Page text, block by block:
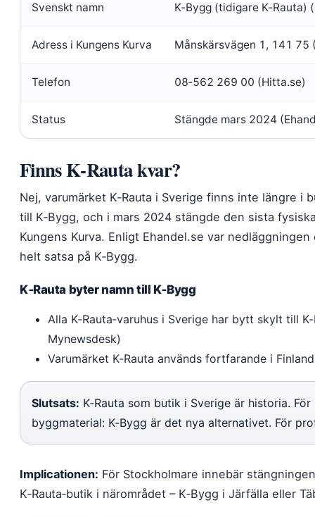
Svenskt namn K‑Bygg (tidigare K‑Rauta)
Adress i Kungens Kurva Månskärsvägen 1, 141 75
Telefon 08‑562 269 00 (Hitta.se)
Status Stängde mars 2024
Finns K‑Rauta kvar?
Nej, varumärket K‑Rauta i Sverige finns inte längre i
till K‑Bygg, och i mars 2024 stängde den sista
Kungens Kurva. Enligt Ehandel.se var
helt satsa på K‑Bygg.
K‑Rauta byter namn till K‑Bygg
Alla K‑Rauta‑varuhus i Sverige har bytt skylt till
Mynewsdesk)
Varumärket K‑Rauta används fortfarande i
Slutsats: K‑Rauta som butik i Sverige är historia.
byggmaterial: K‑Bygg är det nya alternativet. För
Implicationen: För Stockholmare innebär
K‑Rauta‑butik i närområdet – K‑Bygg i Järfälla eller